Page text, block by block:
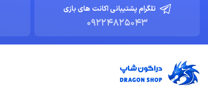
تلگرام پشتیبانی اکانت های بازی
09224825043